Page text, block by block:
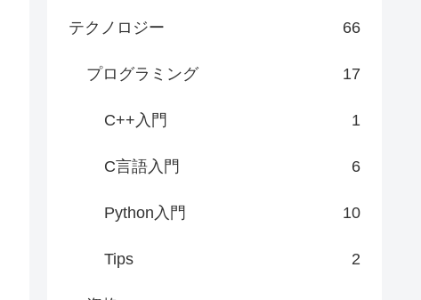
テクノロジー 66
プログラミング 17
C++入門 1
C言語入門 6
Python入門 10
Tips 2